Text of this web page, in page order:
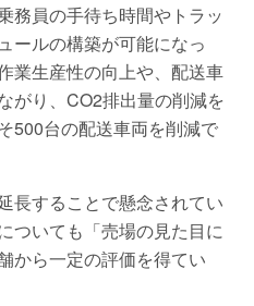
務員の手待ち時間やトラッ
ールの構築が可能になっ
業生産性の向上や、配送車
がり、CO2排出量の削減を
500台の配送車両を削減で
長することで懸念されてい
ついても「売場の見た目に
から一定の評価を得てい